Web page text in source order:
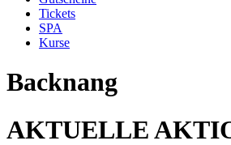
Tickets
SPA
Kurse
Backnang
AKTUELLE